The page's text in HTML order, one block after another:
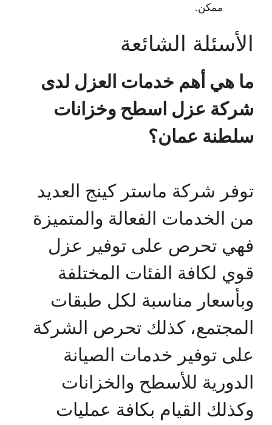
ممكن.
الأسئلة الشائعة
ما هي أهم خدمات العزل لدى
شركة عزل اسطح وخزانات
سلطنة عمان؟
توفر شركة ماستر كينج العديد
من الخدمات الفعالة والمتميزة
فهي تحرص على توفير عزل
قوي لكافة الفئات المختلفة
وبأسعار مناسبة لكل طبقات
المجتمع، كذلك تحرص الشركة
على توفير خدمات الصيانة
الدورية للأسطح والخزانات
وكذلك القيام بكافة عمليات